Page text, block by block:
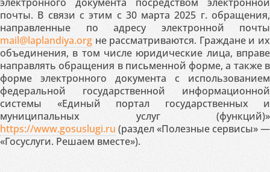
почты. В связи с этим с 30 марта 2025 г. обращения,
направленные по адресу электронной почты
mail@laplandiya.org не рассматриваются. Граждане и их
объединения, в том числе юридические лица, вправе
направлять обращения в письменной форме, а также в
форме электронного документа с использованием
федеральной государственной информационной
системы «Единый портал государственных и
муниципальных услуг (функций)»
https://www.gosuslugi.ru (раздел «Полезные сервисы» —
«Госуслуги. Решаем вместе»).